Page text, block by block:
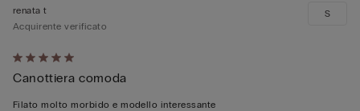
Valutato
5
su
renata t
Acquirente verificato
Canottiera comoda
Filato molto morbido e modello interessante
S